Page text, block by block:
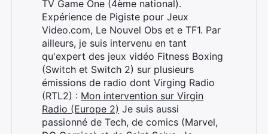
TV Game One (4ème national).
Expérience de Pigiste pour Jeux
Video.com, Le Nouvel Obs et e TF1. Par
ailleurs, je suis intervenu en tant
qu'expert des jeux vidéo Fitness Boxing
(Switch et Switch 2) sur plusieurs
émissions de radio dont Virging Radio
(RTL2) : Mon intervention sur Virgin
Radio (Europe 2) Je suis aussi
passionné de Tech, de comics (Marvel,